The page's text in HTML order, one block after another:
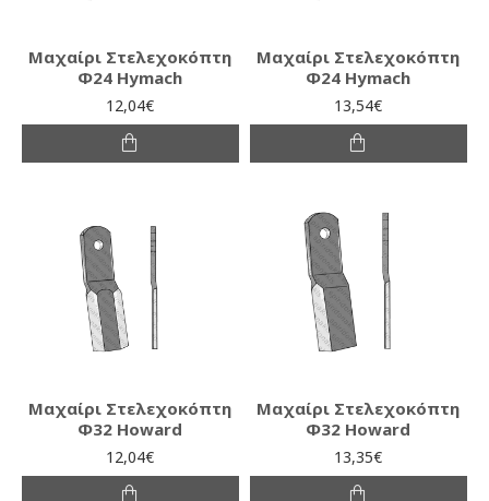
Μαχαίρι Στελεχοκόπτη
Φ24 Hymach
12,04€
Μαχαίρι Στελεχοκόπτη
Φ24 Hymach
13,54€
Μαχαίρι Στελεχοκόπτη
Φ32 Howard
12,04€
Μαχαίρι Στελεχοκόπτη
Φ32 Howard
13,35€